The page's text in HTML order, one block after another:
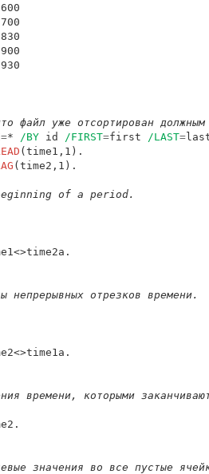
файл уже отсортирован должным
=* /BY id /FIRST=first /LAST=
(time2,1).
of a period.
непрерывных отрезков времени.
времени, которыми
значения во все пустые